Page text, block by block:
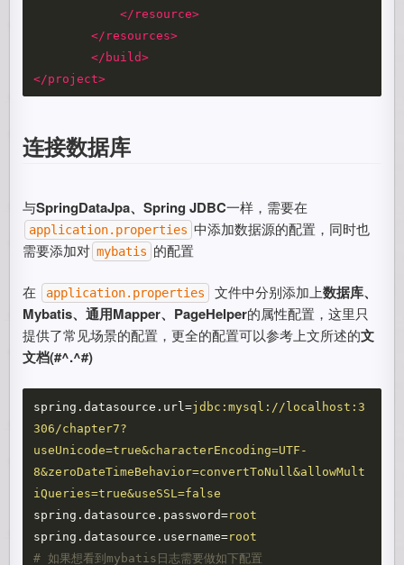
</resource>
</resources>
</build>
</project>
连接数据库
与SpringDataJpa、Spring JDBC一样，需要在
application.properties 中添加数据源的配置，同时也
需要添加对 mybatis 的配置
在 application.properties 文件中分别添加上数据库、
Mybatis、通用Mapper、PageHelper的属性配置，这里只
提供了常见场景的配置，更全的配置可以参考上文所述的文
文档(#^.^#)
spring.datasource.url=jdbc:mysql://localhost:3
306/chapter7?
useUnicode=true&characterEncoding=UTF-
8&zeroDateTimeBehavior=convertToNull&allowMult
iQueries=true&useSSL=false
spring.datasource.password=root
spring.datasource.username=root